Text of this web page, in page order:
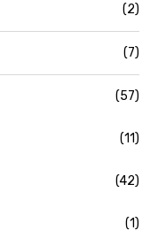
(2)
(7)
(57)
(11)
(42)
(1)